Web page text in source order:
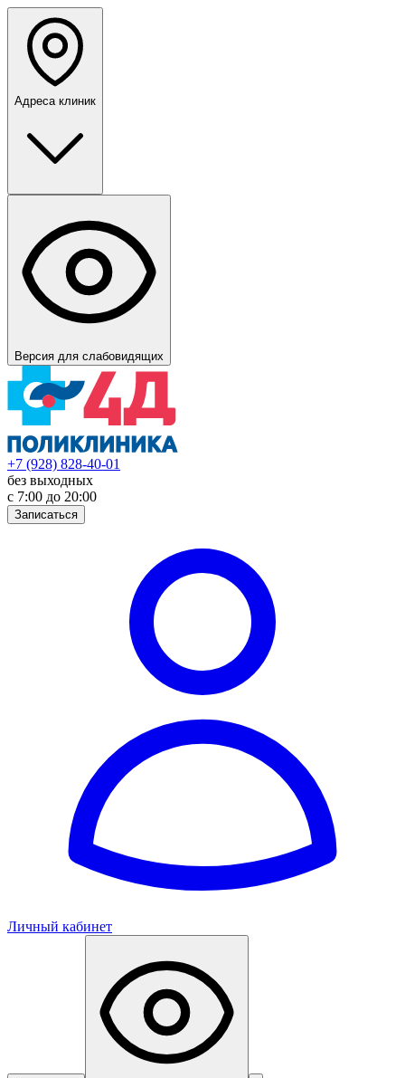
Адреса клиник
Версия для слабовидящих
+7 (928) 828-40-01
без выходных
с 7:00 до 20:00
Записаться
Личный кабинет